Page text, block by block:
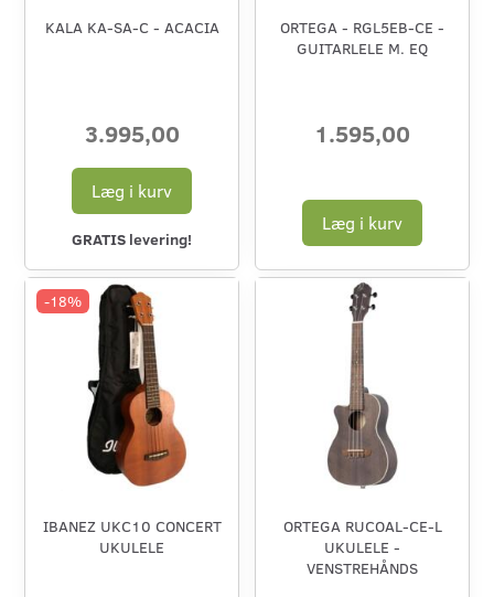
KALA KA-SA-C - ACACIA
3.995,00
Læg i kurv
GRATIS levering!
ORTEGA - RGL5EB-CE -
GUITARLELE M. EQ
1.595,00
Læg i kurv
-18%
IBANEZ UKC10 CONCERT
UKULELE
ORTEGA RUCOAL-CE-L
UKULELE -
VENSTREHÅNDS